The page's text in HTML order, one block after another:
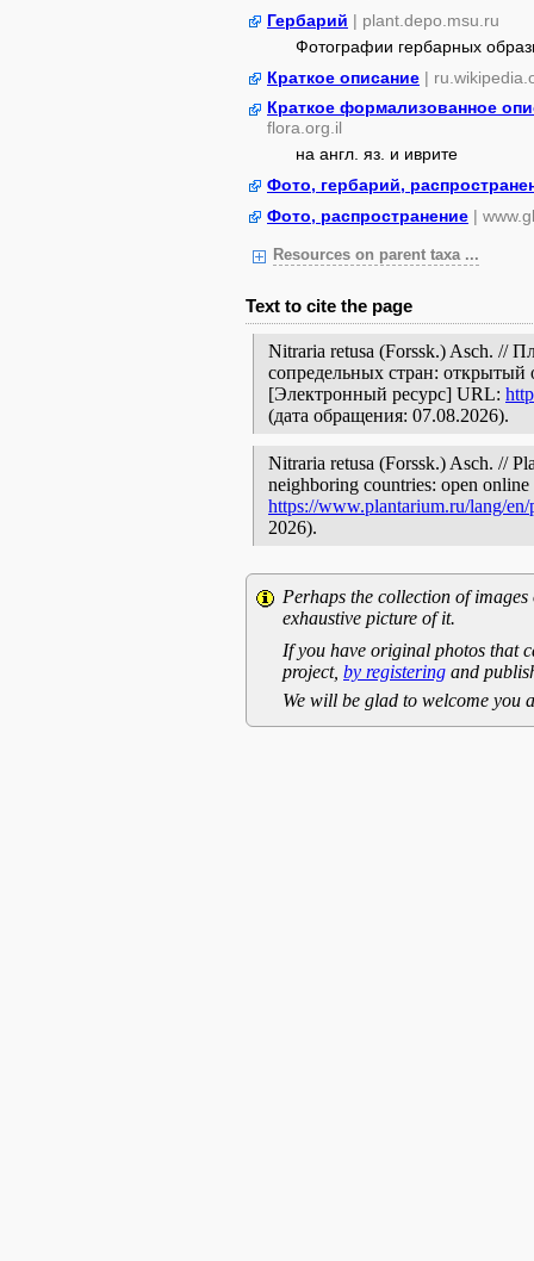
Гербарий | plant.depo.msu.ru
Фотографии гербарных
Краткое описание |
Краткое формализованное
flora.org.il
на англ. яз. и иврите
Фото, гербарий,
Фото, распространение |
Resources on parent taxa ...
Text to cite the page
Nitraria retusa (Forssk.) Asch. //
сопредельных стран: открытый
[Электронный ресурс] URL:
(дата обращения: 07.08.2026).
Nitraria retusa (Forssk.) Asch. //
neighboring countries: open
https://www.plantarium.ru/lang/
2026).
Perhaps the collection of
exhaustive picture of it.
If you have original photos that
project, by registering and
We will be glad to welcome